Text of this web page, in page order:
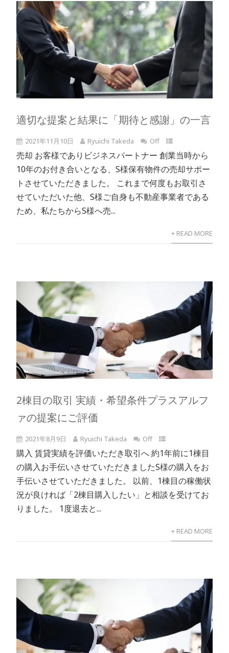
適切な提案と結果に「期待と感謝」の一言
2021年11月10日 Ryuichi Takeda Off
売却 お客様でありビジネスパートナー 創業当時から
10年のお付き合いとなる、S様保有物件の売却サポー
トさせていただきました。 これまで何度もお取引さ
せていただいた他、S様ご自身も不動産事業者である
ため、私たちからS様へ売...
+ READ MORE
2棟目の取引 実績・希望条件プラスアルフ
ァの提案にご評価
2021年8月9日 Ryuichi Takeda Off
購入 賃貸実績を評価いただき取引へ 約1年前に1棟目
の購入お手伝いさせていただきましたS様の購入をお
手伝いさせていただきました。 以前、1棟目の稼働状
況が良ければ「2棟目購入したい」と相談を受けてお
りました。 1度退去と...
+ READ MORE